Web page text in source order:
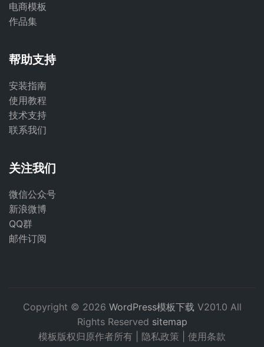
电商模板
作品集
帮助支持
安装指南
使用教程
技术支持
联系我们
关注我们
微信公众号
新浪微博
QQ群
邮件订阅
Copyright © 2026 WordPress模板下载 V201.0 All
Rights Reserved sitemap
模板版权归原作者所有 | 隐私政策 使用条款